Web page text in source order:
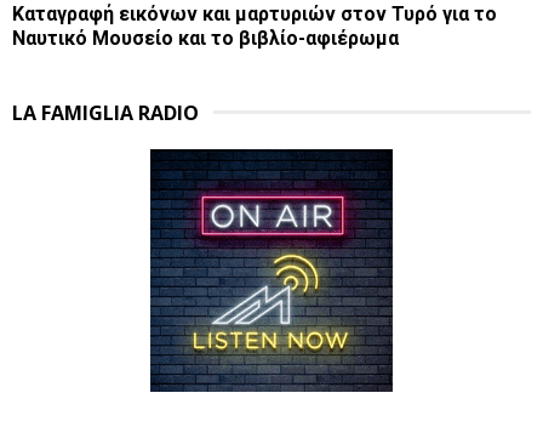
Καταγραφή εικόνων και μαρτυριών στον Τυρό για το
Ναυτικό Μουσείο και το βιβλίο-αφιέρωμα
LA FAMIGLIA RADIO